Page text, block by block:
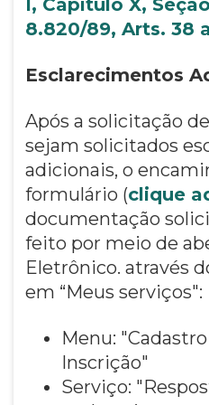
8.820/89, Arts. 38
Esclarecimentos
Após a solicitação
sejam solicitados
adicionais, o
formulário (clique
documentação
feito por meio de
Eletrônico. através
em “Meus serviços":
Menu:
Inscrição"
Serviço: